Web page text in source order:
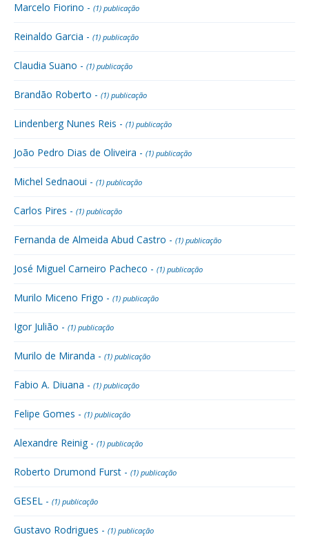
Marcelo Fiorino - (1) publicação
Reinaldo Garcia - (1) publicação
Claudia Suano - (1) publicação
Brandão Roberto - (1) publicação
Lindenberg Nunes Reis - (1) publicação
João Pedro Dias de Oliveira - (1) publicação
Michel Sednaoui - (1) publicação
Carlos Pires - (1) publicação
Fernanda de Almeida Abud Castro - (1) publicação
José Miguel Carneiro Pacheco - (1) publicação
Murilo Miceno Frigo - (1) publicação
Igor Julião - (1) publicação
Murilo de Miranda - (1) publicação
Fabio A. Diuana - (1) publicação
Felipe Gomes - (1) publicação
Alexandre Reinig - (1) publicação
Roberto Drumond Furst - (1) publicação
GESEL - (1) publicação
Gustavo Rodrigues - (1) publicação